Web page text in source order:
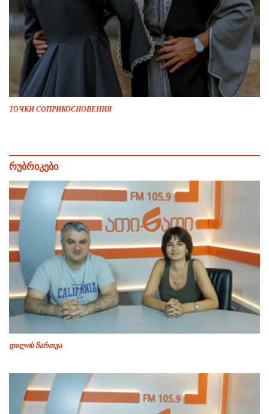
ТОЧКИ СОПРИКОСНОВЕНИЯ
რუბრიკები
დილის ჩართვა